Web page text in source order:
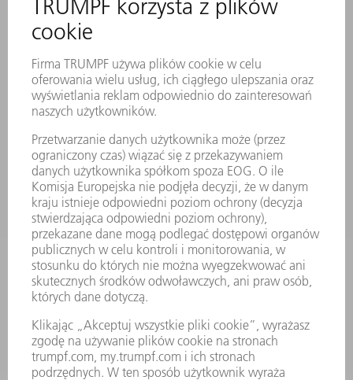
SERWIS ONLINE
KONTAKT
LOKALIZACJE
WYDARZENIA I TERMINY
SUBSKRYPCJA NEWSLETTERA
MYTRUMPF
KARTY BEZPIECZEŃSTWA
PRODUKTY
MASZYNY & SYSTEMY
LASER
ENERGOELEKTRONIKA
ELEKTRONARZĘDZIA
SMART FACTORY
OPROGRAMOWANIE
USŁUGI SERWISOWE
ZASTOSOWANIA
BRANŻE
FIRMA
OFERTY STANOWISK
PROFIL FIRMY
ZARZĄD
SPRAWOZDANIE Z DZIAŁALNOŚCI